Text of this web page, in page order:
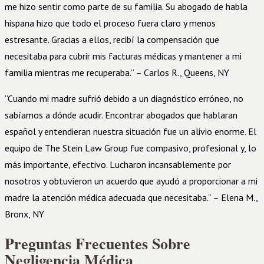
me hizo sentir como parte de su familia. Su abogado de habla
hispana hizo que todo el proceso fuera claro y menos
estresante. Gracias a ellos, recibí la compensación que
necesitaba para cubrir mis facturas médicas y mantener a mi
familia mientras me recuperaba.” – Carlos R., Queens, NY
“Cuando mi madre sufrió debido a un diagnóstico erróneo, no
sabíamos a dónde acudir. Encontrar abogados que hablaran
español y entendieran nuestra situación fue un alivio enorme. El
equipo de The Stein Law Group fue compasivo, profesional y, lo
más importante, efectivo. Lucharon incansablemente por
nosotros y obtuvieron un acuerdo que ayudó a proporcionar a mi
madre la atención médica adecuada que necesitaba.” – Elena M.,
Bronx, NY
Preguntas Frecuentes Sobre